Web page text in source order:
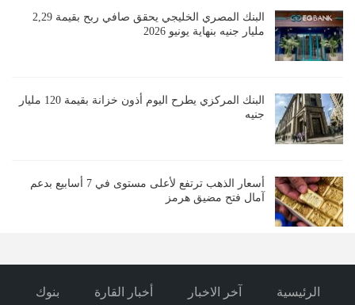
البنك المصري الخليجي يحقق صافي ربح بقيمة 2,29
مليار جنيه بنهاية يونيو 2026
البنك المركزي يطرح اليوم أذون خزانة بقيمة 120 مليار
جنيه
أسعار الذهب ترتفع لأعلى مستوى في 7 أسابيع بدعم
آمال فتح مضيق هرمز
الرئيسية آخر الاخبار أخبار القارة بنوك